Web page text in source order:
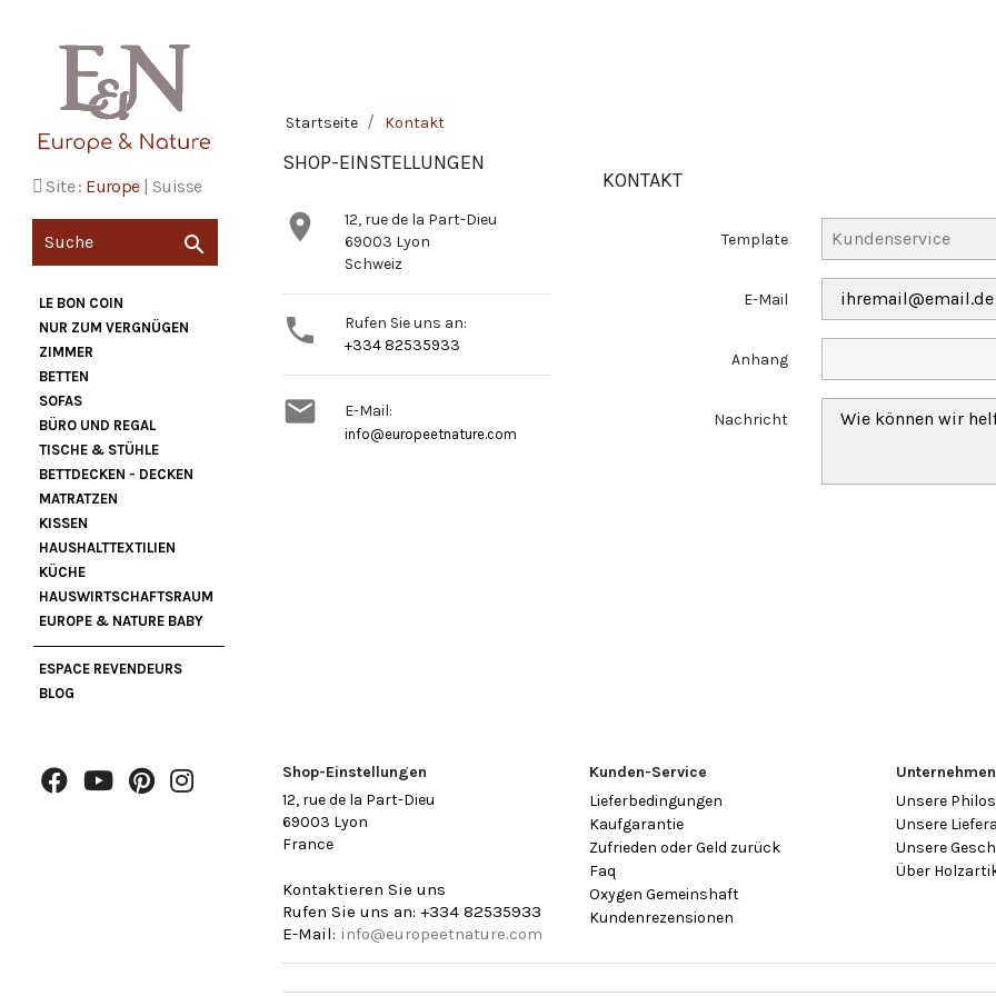
Site : Europe| Suisse

LE BON COIN
NUR ZUM VERGNÜGEN
ZIMMER
BETTEN
SOFAS
BÜRO UND REGAL
TISCHE & STÜHLE
BETTDECKEN - DECKEN
MATRATZEN
KISSEN
HAUSHALTTEXTILIEN
KÜCHE
HAUSWIRTSCHAFTSRAUM
EUROPE & NATURE BABY
ESPACE REVENDEURS
BLOG
Startseite Kontakt
SHOP-EINSTELLUNGEN

12, rue de la Part-Dieu
69003 Lyon
Schweiz

Rufen Sie uns an:
+334 82535933
 E-Mail:
info@europeetnature.com
KONTAKT
Template
E-Mail
Anhang
Nachricht
Shop-Einstellungen
12, rue de la Part-Dieu
69003 Lyon
France
Kontaktieren Sie uns
Rufen Sie uns an: +334 82535933
E-Mail: info@europeetnature.com
Kunden-Service
Lieferbedingungen
Kaufgarantie
Zufrieden oder Geld zurück
Faq
Oxygen Gemeinshaft
Kundenrezensionen
Unternehmen
Unsere
Unsere
Unsere
Über